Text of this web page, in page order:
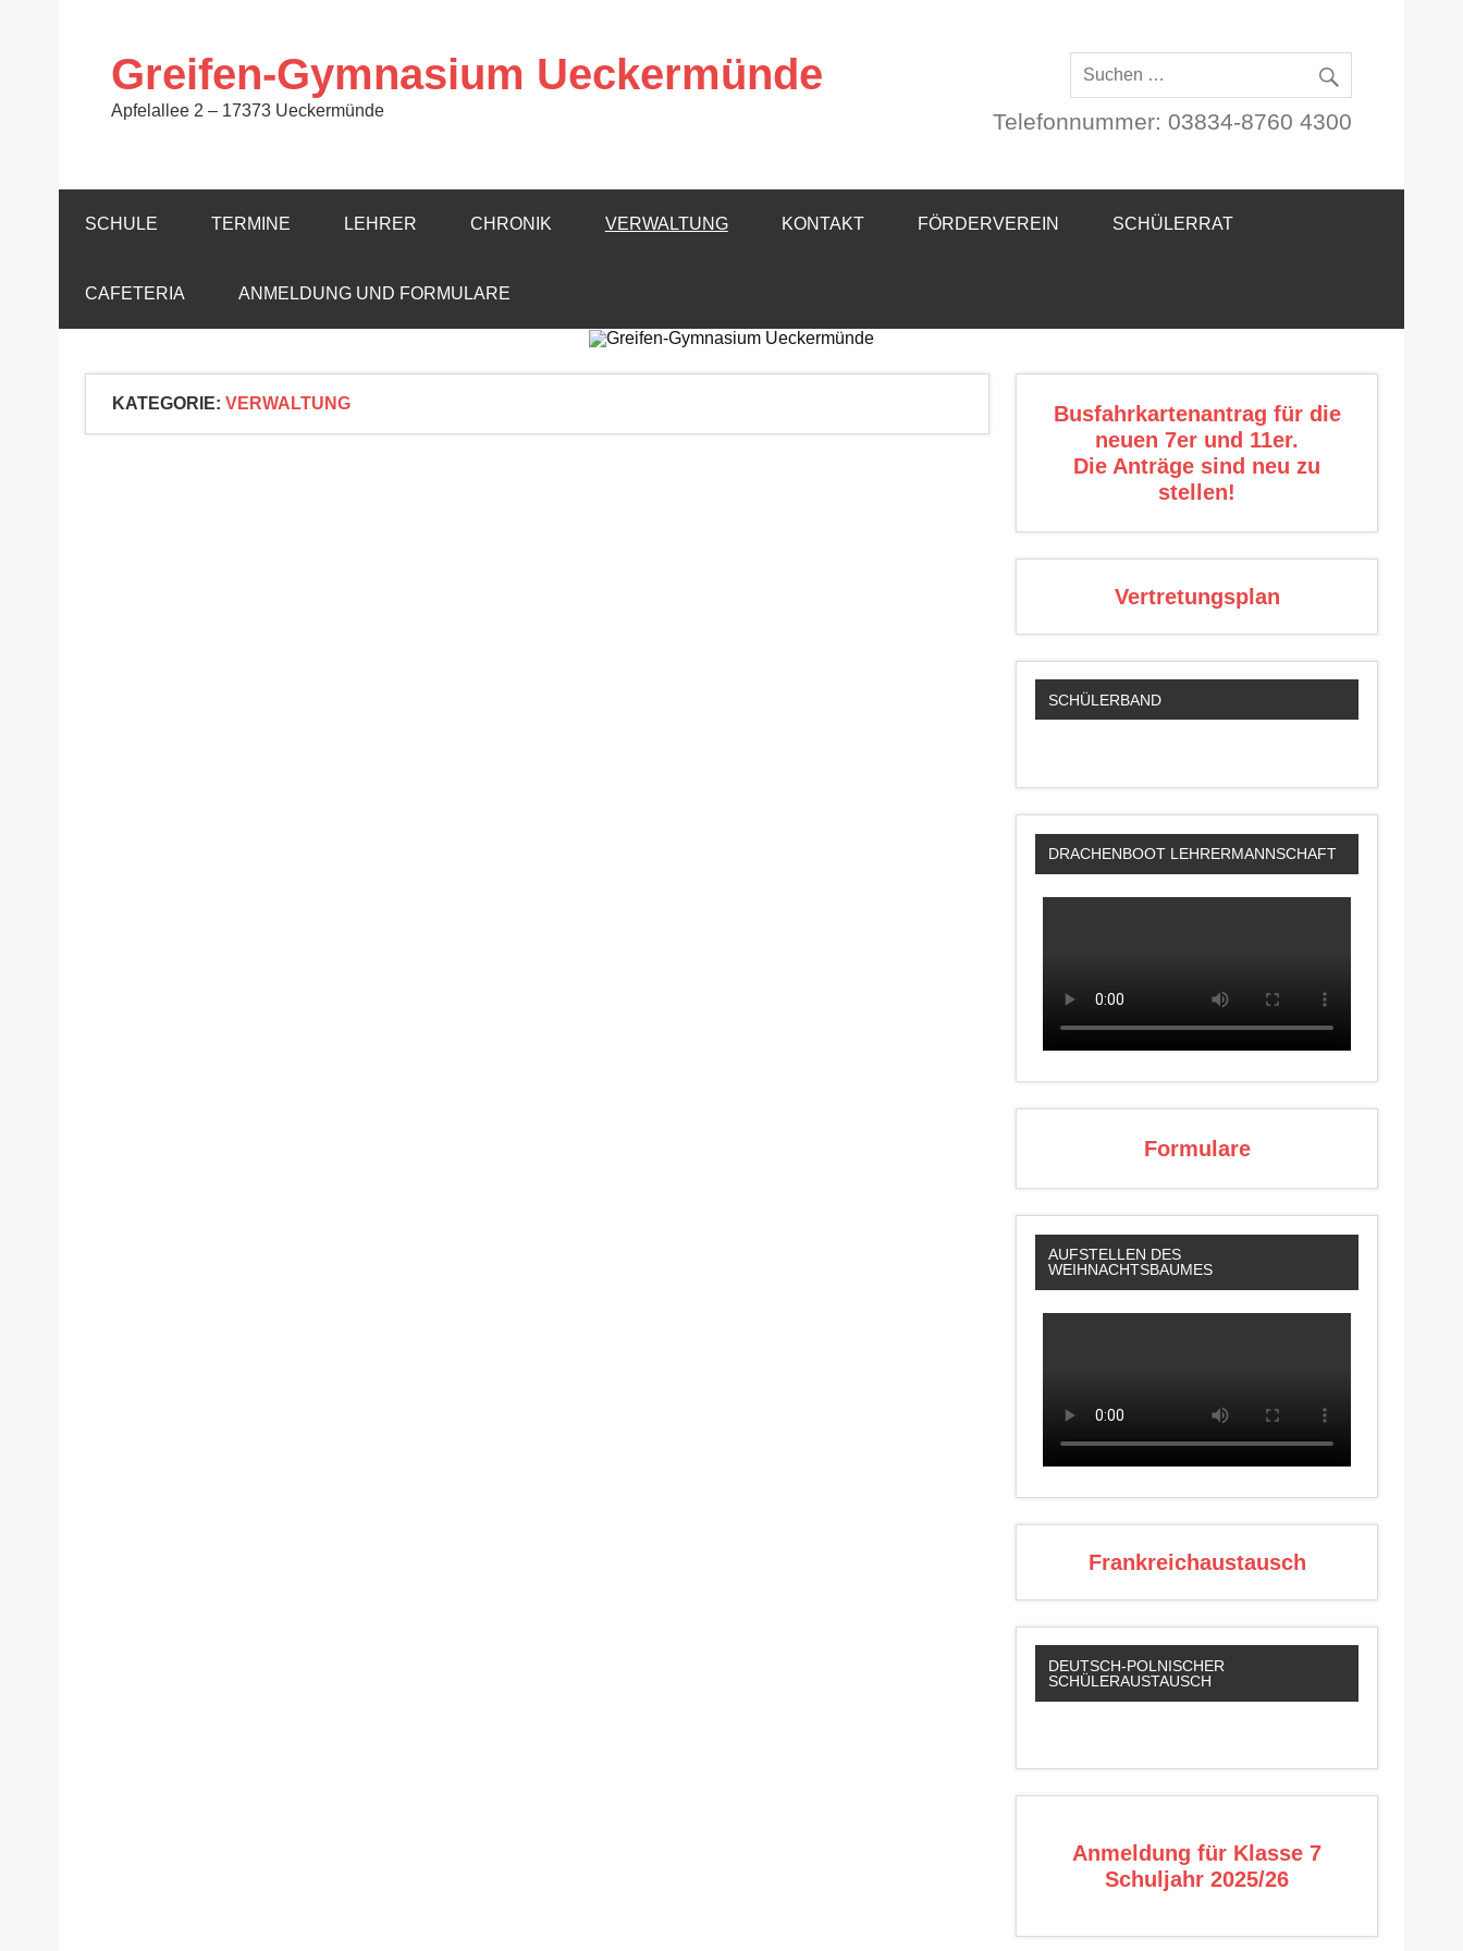
Greifen-Gymnasium Ueckermünde
Apfelallee 2 – 17373 Ueckermünde Telefonnummer: 03834-8760 4300
SCHULE TERMINE LEHRER CHRONIK VERWALTUNG KONTAKT FÖRDERVEREIN SCHÜLERRAT
CAFETERIA ANMELDUNG UND FORMULARE
KATEGORIE: VERWALTUNG
Busfahrkartenantrag für die
neuen 7er und 11er.
Die Anträge sind neu zu
stellen!
Vertretungsplan
SCHÜLERBAND
DRACHENBOOT LEHRERMANNSCHAFT
Formulare
AUFSTELLEN DES
WEIHNACHTSBAUMES
Frankreichaustausch
DEUTSCH-POLNISCHER
SCHÜLERAUSTAUSCH
Anmeldung für Klasse 7
Schuljahr 2025/26